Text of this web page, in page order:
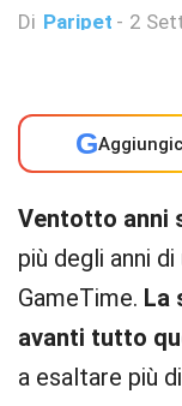
Di Paripet - 2
G
Ventotto anni
più degli anni
GameTime. La
avanti tutto
a esaltare più